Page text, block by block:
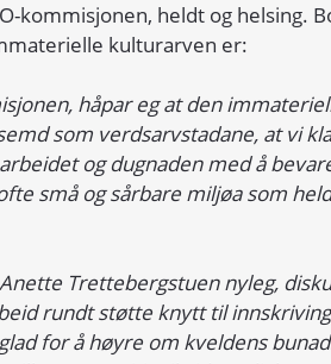
kommisjonen, heldt og helsing.
kulturarven er:
håpar eg at den
som verdsarvstadane, at vi
og dugnaden med å
små og sårbare miljøa som
Trettebergstuen nyleg,
rundt støtte knytt til
for å høyre om kveldens